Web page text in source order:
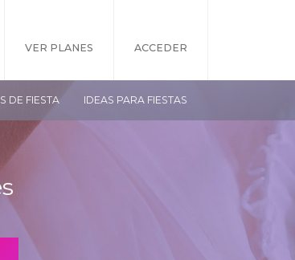
VER PLANES ACCEDER
DE FIESTA IDEAS PARA FIESTAS